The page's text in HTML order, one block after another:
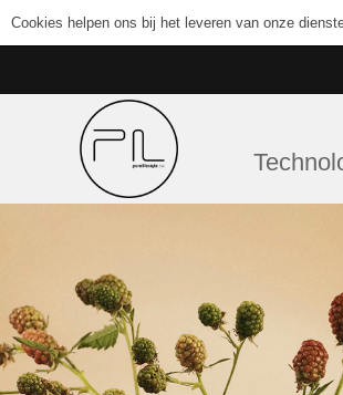
Cookies helpen ons bij het leveren van onze